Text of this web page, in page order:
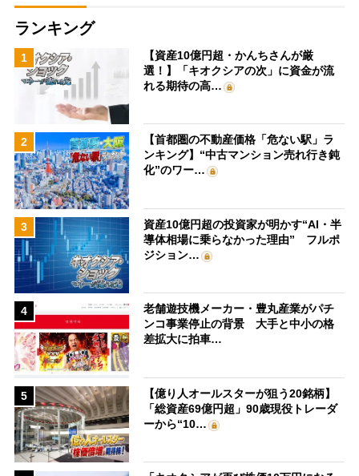
ランキング
1
【資産10億円超・かんちさんが厳
選！】「キオクシアの次」に資金が流
れる期待の高…
2
【首都圏の不動産価格「危ない駅」ラ
ンキング】“中古マンション売れ行き鈍
化”のワー…
3
資産10億円超の投資家が明かす“AI・半
導体相場に乗らなかった理由” フルポ
ジション…
4
老舗遊技機メーカー・豊丸産業がパチ
ンコ事業停止の背景 大手と中小の格
差拡大に拍車…
5
【億り人オールスターが狙う20銘柄】
「総資産69億円超」90歳現役トレーダ
ーから“10…